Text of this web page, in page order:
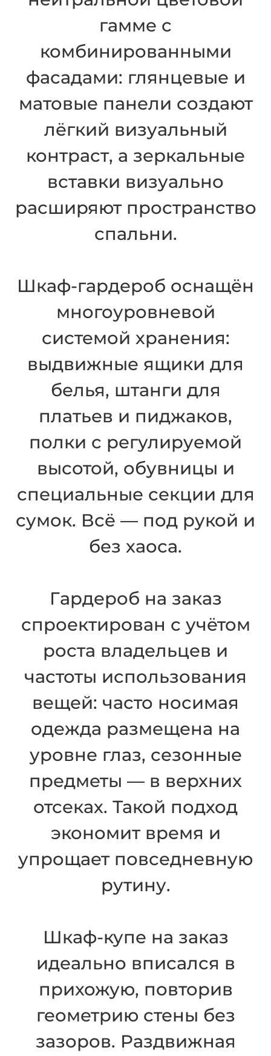
гамме с
комбинированными
фасадами: глянцевые и
матовые панели создают
лёгкий визуальный
контраст, а зеркальные
вставки визуально
расширяют пространство
спальни.
Шкаф-гардероб оснащён
многоуровневой
системой хранения:
выдвижные ящики для
белья, штанги для
платьев и пиджаков,
полки с регулируемой
высотой, обувницы и
специальные секции для
сумок. Всё — под рукой и
без хаоса.
Гардероб на заказ
спроектирован с учётом
роста владельцев и
частоты использования
вещей: часто носимая
одежда размещена на
уровне глаз, сезонные
предметы — в верхних
отсеках. Такой подход
экономит время и
упрощает повседневную
рутину.
Шкаф-купе на заказ
идеально вписался в
прихожую, повторив
геометрию стены без
зазоров. Раздвижная